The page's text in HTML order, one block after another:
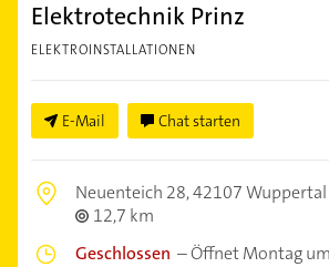
Elektrotechnik Prinz
ELEKTROINSTALLATIONEN
E-Mail Chat starten
Neuenteich 28,42107 Wuppertal
12,7 km
Geschlossen –Öffnet Montag